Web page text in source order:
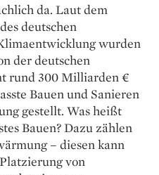
da. Laut dem
deutschen
wurden
der deutschen
rund 300 Milliarden €
Bauen und Sanieren
gestellt. Was heißt
­Bauen? Dazu zählen
– diesen kann
von